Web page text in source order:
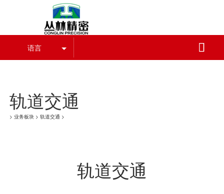
爱游戏手机入口官网

语言
轨道交通
> 业务板块> 轨道交通 >
轨道交通